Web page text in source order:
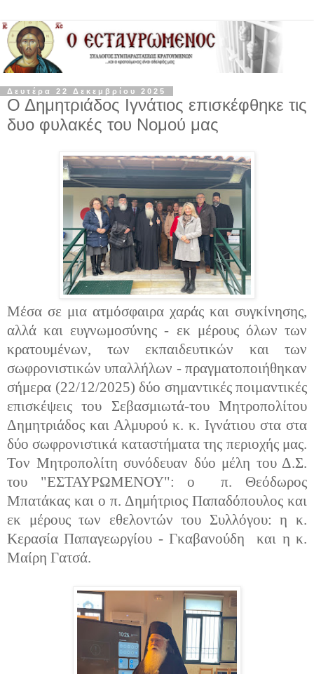
Δευτέρα 22 Δεκεμβρίου 2025
Ο Δημητριάδος Ιγνάτιος επισκέφθηκε τις
δυο φυλακές του Νομού μας
Μέσα σε μια ατμόσφαιρα χαράς και συγκίνησης,
αλλά και ευγνωμοσύνης - εκ μέρους όλων των
κρατουμένων, των εκπαιδευτικών και των
σωφρονιστικών υπαλλήλων - πραγματοποιήθηκαν
σήμερα (22/12/2025) δύο σημαντικές ποιμαντικές
επισκέψεις του Σεβασμιωτά-του Μητροπολίτου
Δημητριάδος και Αλμυρού κ. κ. Ιγνάτιου στα στα
δύο σωφρονιστικά καταστήματα της περιοχής μας.
Τον Μητροπολίτη συνόδευαν δύο μέλη του Δ.Σ.
του "ΕΣΤΑΥΡΩΜΕΝΟΥ": ο π. Θεόδωρος
Μπατάκας και ο π. Δημήτριος Παπαδόπουλος και
εκ μέρους των εθελοντών του Συλλόγου: η κ.
Κερασία Παπαγεωργίου - Γκαβανούδη
και η κ.
Μαίρη Γατσά.